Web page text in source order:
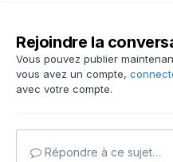
Rejoindre la
Vous pouvez publier
vous avez un compte,
avec votre compte.
Répondre à ce sujet…